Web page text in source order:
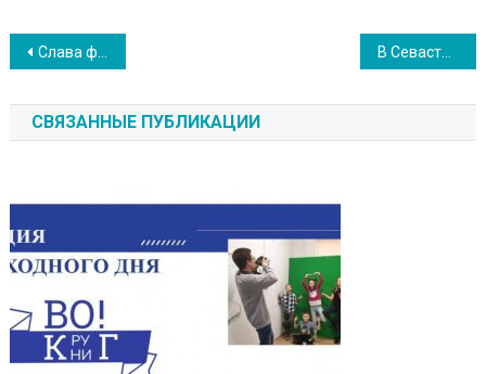
Навигация
по
записям
Слава флоту России В Севастополе введен «Жёлтый» уровень террористической опасности
СВЯЗАННЫЕ ПУБЛИКАЦИИ